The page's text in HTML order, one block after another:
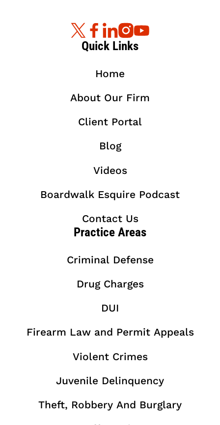
Quick Links
Home
About Our Firm
Client Portal
Blog
Videos
Boardwalk Esquire Podcast
Contact Us
Practice Areas
Criminal Defense
Drug Charges
DUI
Firearm Law and Permit Appeals
Violent Crimes
Juvenile Delinquency
Theft, Robbery And Burglary